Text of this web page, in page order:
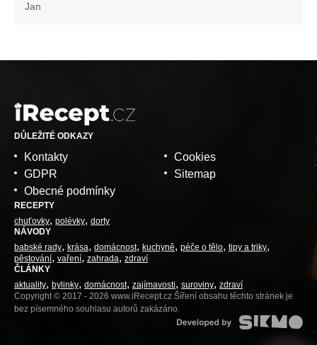
Jan
DŮLEŽITÉ ODKAZY
Kontakty
GDPR
Obecné podmínky
Cookies
Sitemap
RECEPTY
chuťovky polévky dorty
NÁVODY
babské rady
krása domácnost kuchyně péče o tělo tipy a triky
pěstování vaření zahrada zdraví
ČLÁNKY
aktuality
bylinky domácnost zajímavosti suroviny zdraví
Copyright © 2017 - 2026 www.iRecept.cz Šíření obsahu těchto stránek je
bez písemného souhlasu autorů zakázáno.